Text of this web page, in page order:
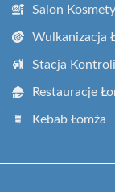
Salon
Wulkanizacja
Stacja
Restauracje
Kebab Łomża